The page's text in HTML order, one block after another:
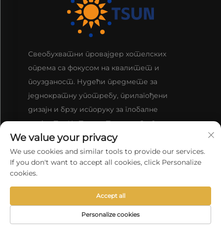
Свеобухватни провајдер хотелских
опрема са фокусом на квалитет и
поузданост. Нудећи предмете за
једнократну употребу, прилагођени
дизајн и брзу испоруку за глобалне
клијенте. Истражите наш опсег данас.
STUPITE U VEZU S NAMA
Соба 105-106, блок Б5, број 6999 улица Чуанша,
Пудонг Ние, Шангај, Кина
POČETNA
We value your privacy
We use cookies and similar tools to provide our services.
If you don't want to accept all cookies, click Personalize
cookies.
Personalize cookies
Accept all